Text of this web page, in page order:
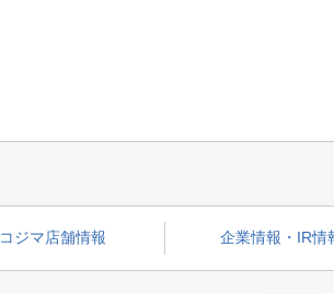
コジマ店舗情報 企業情報・IR情